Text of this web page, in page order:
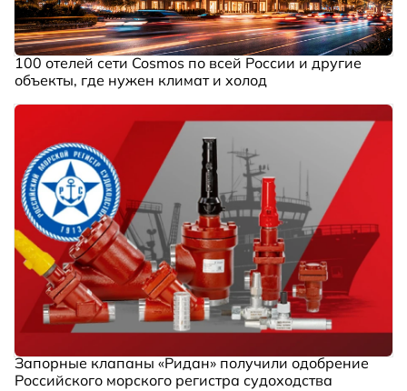
100 отелей сети Cosmos по всей России и другие
объекты, где нужен климат и холод
Запорные клапаны «Ридан» получили одобрение
Российского морского регистра судоходства